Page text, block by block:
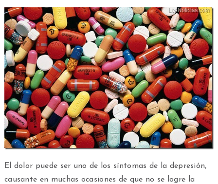
El dolor puede ser uno de los síntomas de la depresión,
causante en muchas ocasiones de que no se logre la